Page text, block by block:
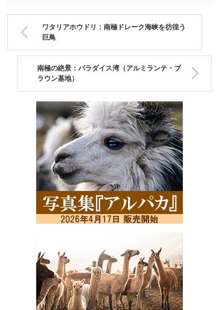
ワタリアホウドリ：南極ドレーク海峡を彷徨う
巨鳥
南極の絶景：パラダイス湾（アルミランテ・ブ
ラウン基地）